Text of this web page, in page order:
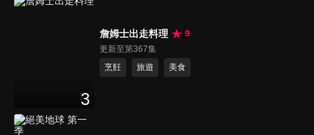
3
詹姆士出走料理
9
更新至第367集
烹飪
旅遊 美食